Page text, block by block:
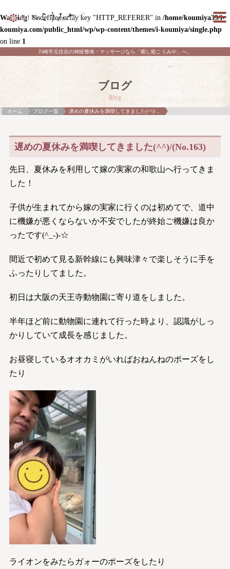
Warning: Undefined array key "HTTP_REFERER" in /home/koumiya39/i-
koumiya.com/public_html/wp/wp-content/themes/i-koumiya/single.php
on line 1
川崎市元住吉の神経整体・マッサージなら「癒し処こうみや」へ。
ブログ
Blog
ホーム ブログ一覧 遅めの夏休みを満喫してきました(^^)/...
遅めの夏休みを満喫してきました(^^)/(No.163)
先日、夏休みを利用して嫁の実家の和歌山へ行ってきま
した！
子供が生まれてから嫁の実家に行くのは初めてで、道中
に機嫌が悪くならないか不安でしたが終始ご機嫌は良か
ったです(^_-)-☆
間近で初めて見る新幹線にも興味津々で楽しそうに手を
ふったりしてました。
初日は大阪の天王寺動物園に寄り道をしました。
半年ほど前に動物園に連れて行った時より、認識がしっ
かりしていて成長を感じました。
お昼寝しているオオカミがいればおねんねのポーズをし
たり
ライオンをみたらガォーのポーズをしたり